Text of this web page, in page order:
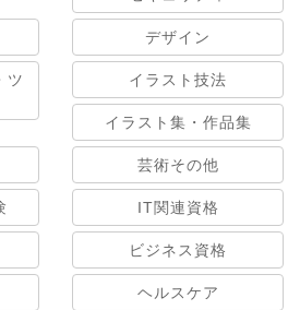
デザイン
ツ
イラスト技法
イラスト集・作品集
芸術その他
IT関連資格
ビジネス資格
ヘルスケア